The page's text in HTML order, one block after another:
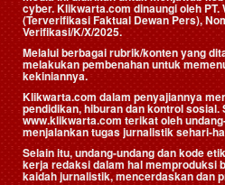
cyber. Klikwarta.com dinaungi oleh
(Terverifikasi Faktual Dewan Pers),
Verifikasi/K/X/2025.
Melalui berbagai rubrik/konten yang
melakukan pembenahan untuk
kekiniannya.
Klikwarta.com dalam penyajiannya
pendidikan, hiburan dan kontrol sosial.
www.klikwarta.com terikat oleh
menjalankan tugas jurnalistik sehari-
Selain itu, undang-undang dan kode
kerja redaksi dalam hal memproduksi
kaidah jurnalistik, mencerdaskan dan